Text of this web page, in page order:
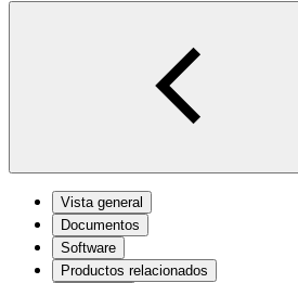
Vista general
Documentos
Software
Productos relacionados